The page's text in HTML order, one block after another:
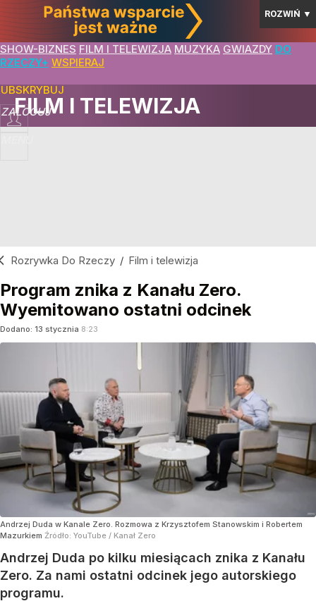
ROZWIŃ ▼
SHOW-BIZNES FILM I TELEWIZJA MUZYKA GWIAZDY DO
RZECZY+ WSPIERAJ
ZALOGUJ
FILM I TELEWIZJA
Rozrywka Do Rzeczy / Film i telewizja
Program znika z Kanału Zero.
Wyemitowano ostatni odcinek
Dodano: 13 stycznia 8:23
Andrzej Duda w Kanale Zero. Rozmowa z Krzysztofem Stanowskim i Robertem
Mazurkiem Źródło: YouTube / Kanał Zero
Andrzej Duda po kilku miesiącach znika z Kanału
Zero. Za nami ostatni odcinek jego autorskiego
programu.